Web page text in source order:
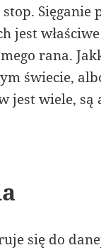
jest
rana.
świecie,
jest wiele, są
się do